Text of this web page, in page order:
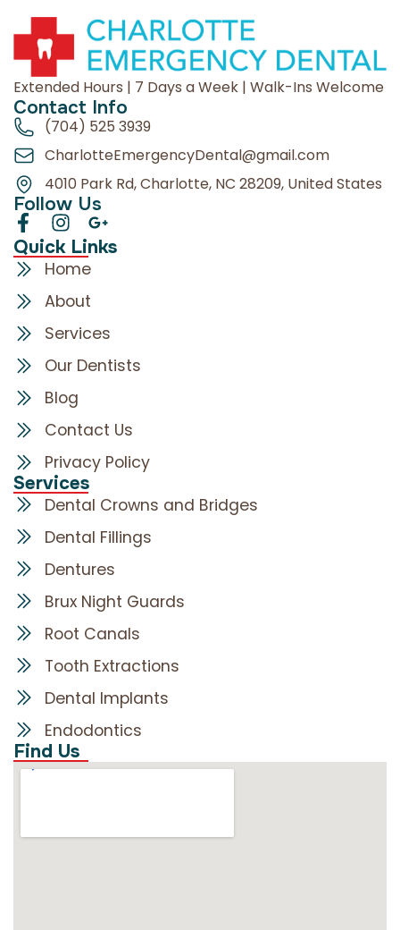
Extended Hours | 7 Days a Week | Walk-Ins Welcome
Contact Info
(704) 525 3939
CharlotteEmergencyDental@gmail.com
4010 Park Rd, Charlotte, NC 28209, United States
Follow Us
Quick Links
Home
About
Services
Our Dentists
Blog
Contact Us
Privacy Policy
Services
Dental Crowns and Bridges
Dental Fillings
Dentures
Brux Night Guards
Root Canals
Tooth Extractions
Dental Implants
Endodontics
Find Us